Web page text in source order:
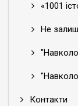
«1001
Не
"Навколо
Контакти